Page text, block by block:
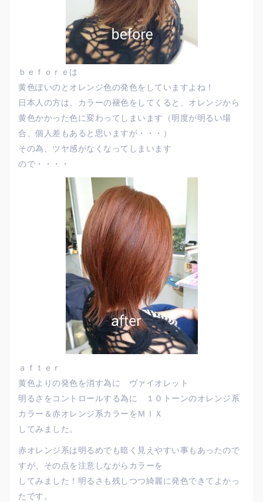
ｂｅｆｏｒｅは
黄色ぽいのとオレンジ色の発色をしていますよね！
日本人の方は、カラーの褪色をしてくると、オレンジから
黄色かかった色に変わってしまいます（明度が明るい場
合、個人差もあると思いますが・・・）
その為、ツヤ感がなくなってしまいます
ので・・・・
ａｆｔｅｒ
黄色よりの発色を消す為に ヴァイオレット
明るさをコントロールする為に １０トーンのオレンジ系
カラー＆赤オレンジ系カラーをＭＩＸ
してみました。
赤オレンジ系は明るめでも暗く見えやすい事もあったので
すが、その点を注意しながらカラーを
してみました！明るさも残しつつ綺麗に発色できてよかっ
たです。